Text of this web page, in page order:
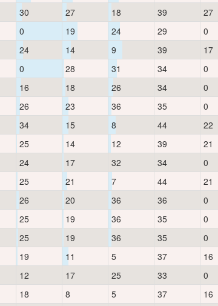
30 27 18 39 27
0 19 24 29 0
24 14 9 39 17
0 28 31 34 0
16 18 26 34 0
26 23 36 35 0
34 15 8 44 22
25 14 12 39 21
24 17 32 34 0
25 21 7 44 21
26 20 36 36 0
25 19 36 35 0
25 19 36 35 0
19 11 5 37 16
12 17 25 33 0
18 8 5 37 16